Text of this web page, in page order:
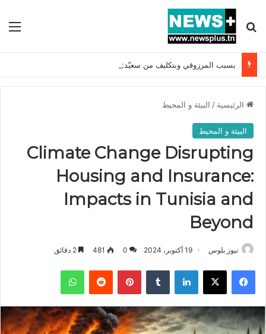
بحث عن
الرئيسية / البيئة و المحيط
البيئة و المحيط
Climate Change Disrupting
Housing and Insurance:
Impacts in Tunisia and
Beyond
نيوز بلوس 19 أكتوبر، 2024 0
481
فيسبوك X لينكدإن بينتيريست واتساب